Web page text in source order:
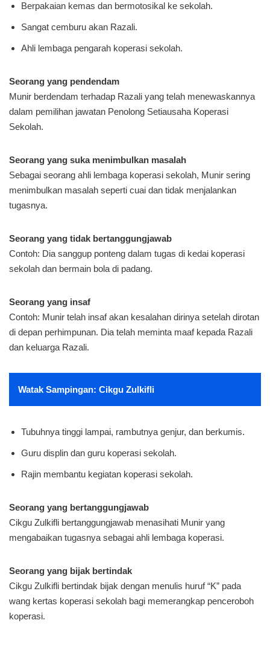
Berpakaian kemas dan bermotosikal ke sekolah.
Sangat cemburu akan Razali.
Ahli lembaga pengarah koperasi sekolah.
Seorang yang pendendam
Munir berdendam terhadap Razali yang telah menewaskannya
dalam pemilihan jawatan Penolong Setiausaha Koperasi
Sekolah.
Seorang yang suka menimbulkan masalah
Sebagai seorang ahli lembaga koperasi sekolah, Munir sering
menimbulkan masalah seperti cuai dan tidak menjalankan
tugasnya.
Seorang yang tidak bertanggungjawab
Contoh: Dia sanggup ponteng dalam tugas di kedai koperasi
sekolah dan bermain bola di padang.
Seorang yang insaf
Contoh: Munir telah insaf akan kesalahan dirinya setelah dirotan
di depan perhimpunan. Dia telah meminta maaf kepada Razali
dan keluarga Razali.
Watak Sampingan: Cikgu Zulkifli
Tubuhnya tinggi lampai, rambutnya genjur, dan berkumis.
Guru displin dan guru koperasi sekolah.
Rajin membantu kegiatan koperasi sekolah.
Seorang yang bertanggungjawab
Cikgu Zulkifli bertanggungjawab menasihati Munir yang
mengabaikan tugasnya sebagai ahli lembaga koperasi.
Seorang yang bijak bertindak
Cikgu Zulkifli bertindak bijak dengan menulis huruf “K” pada
wang kertas koperasi sekolah bagi memerangkap penceroboh
koperasi.